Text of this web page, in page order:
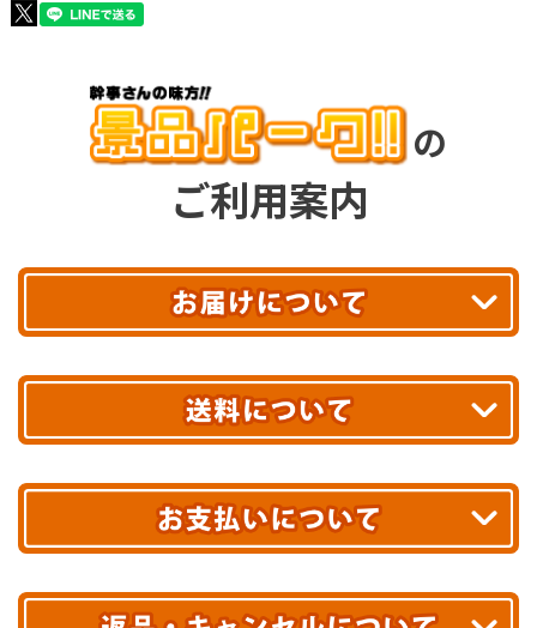
の
ご利用案内
最短翌日お届け!
あす着エリアが対象です。
エリアやお届け日の確認はこちら▶
※ 配送業者による配送遅延が生じる可能性がございます。
※ 沖縄・離島はお届けできません。
送料無料!
10,000円未満 全国一律1,100円(税込)
配送業者
クレジットカード